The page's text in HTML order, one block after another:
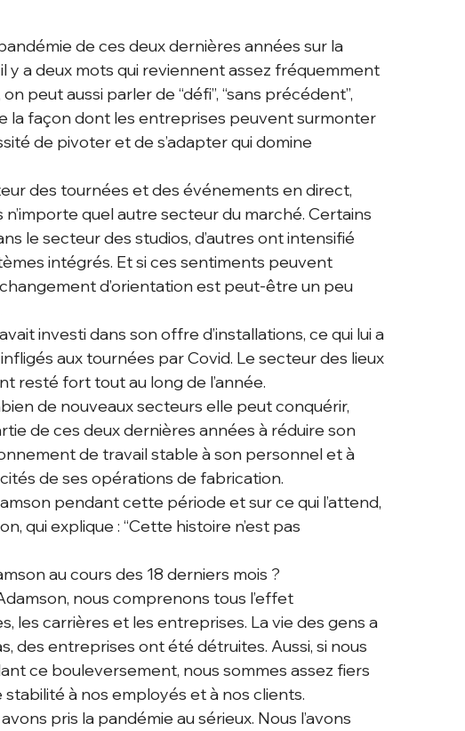
de ces deux dernières années sur la
y a deux mots qui reviennent assez fréquemment
peut aussi parler de “défi”, “sans précédent”,
la façon dont les entreprises peuvent surmonter
de pivoter et de s’adapter qui domine
des tournées et des événements en direct,
quel autre secteur du marché. Certains
le secteur des studios, d’autres ont intensifié
intégrés. Et si ces sentiments peuvent
changement d’orientation est peut-être un peu
investi dans son offre d’installations, ce qui lui a
aux tournées par Covid. Le secteur des lieux
resté fort tout au long de l’année.
de nouveaux secteurs elle peut conquérir,
de ces deux dernières années à réduire son
de travail stable à son personnel et à
de ses opérations de fabrication.
pendant cette période et sur ce qui l’attend,
qui explique : “Cette histoire n’est pas
au cours des 18 derniers mois ?
nous comprenons tous l’effet
les carrières et les entreprises. La vie des gens a
des entreprises ont été détruites. Aussi, si nous
ce bouleversement, nous sommes assez fiers
à nos employés et à nos clients.
pris la pandémie au sérieux. Nous l’avons